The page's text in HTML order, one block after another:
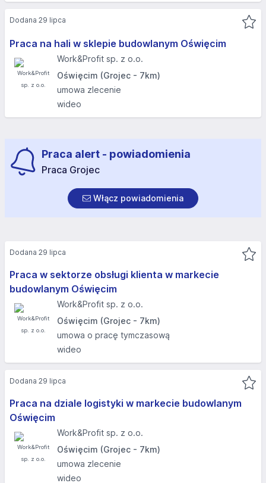
Praca na hali w sklepie budowlanym Oświęcim
Work&Profit sp. z o.o.
Oświęcim (Grojec - 7km)
umowa zlecenie
wideo
Dodana 29 lipca
Praca alert - powiadomienia
Praca Grojec
Włącz powiadomienia
Praca w sektorze obsługi klienta w markecie
budowlanym Oświęcim
Work&Profit sp. z o.o.
Oświęcim (Grojec - 7km)
umowa o pracę tymczasową
wideo
Dodana 29 lipca
Praca na dziale logistyki w markecie budowlanym
Oświęcim
Work&Profit sp. z o.o.
Oświęcim (Grojec - 7km)
umowa zlecenie
wideo
Dodana 29 lipca